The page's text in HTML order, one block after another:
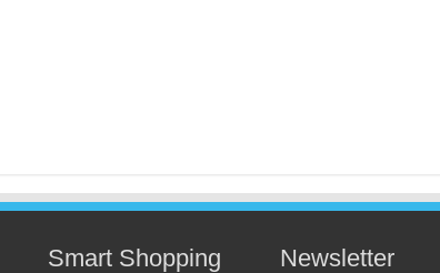
Smart Shopping Newsletter